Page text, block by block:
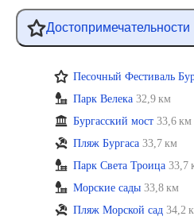
Достопримечательности
Песочный Фестиваль
Парк Велека 32,9 км
Бургасский мост 33,6 км
Пляж Бургаса 33,7 км
Парк Света Троица 33,7
Морские сады 33,8 км
Пляж Морской сад 34,2